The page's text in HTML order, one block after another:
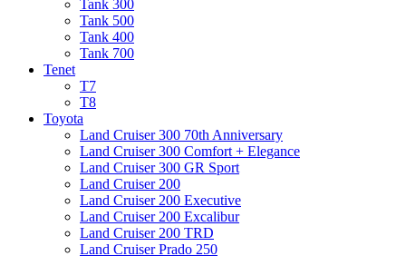
Tank 300
Tank 500
Tank 400
Tank 700
Tenet
T7
T8
Toyota
Land Cruiser 300 70th Anniversary
Land Cruiser 300 Comfort + Elegance
Land Cruiser 300 GR Sport
Land Cruiser 200
Land Cruiser 200 Executive
Land Cruiser 200 Excalibur
Land Cruiser 200 TRD
Land Cruiser Prado 250